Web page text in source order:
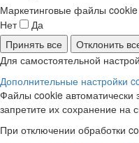
Маркетинговые файлы cookie
Нет
Да
Принять все
Отклонить
Для самостоятельной
Дополнительные настройки
Файлы cookie автоматически
запретите их сохранение на
При отключении обработки